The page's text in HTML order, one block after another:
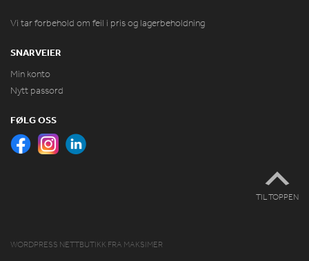
Vi tar forbehold om feil i pris og lagerbeholdning
SNARVEIER
Min konto
Nytt passord
FØLG OSS
TIL TOPPEN
WORDPRESS NETTBUTIKK FRA MAKSIMER